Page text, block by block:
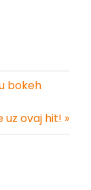
bokeh
uz ovaj hit! »